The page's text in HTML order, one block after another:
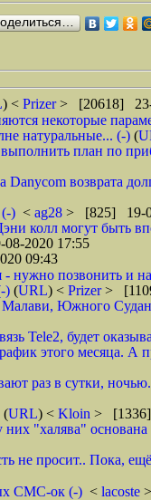
) < Prizer> [20618] 23-
некоторые
натуральные... (-) (
план по
возврата
) < ag28 > [825] 19-
колл могут быть
2020 17:55
09:43
нужно позвонить и
) (URL) < Prizer>
Южного
Tele2, будет
этого месяца.
раз в сутки,
(URL) < Kloin > [1336]
"халява" основана
не просит.. Пока,
СМС-ок (-) < lacoste